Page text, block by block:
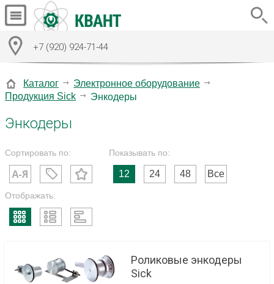
+7 (920) 924-71-44
Каталог
Электронное оборудование
Продукция Sick
Энкодеры
Энкодеры
Сортировать по: Показывать по:
12 24 48 Все
Отображать:
Роликовые энкодеры
Sick